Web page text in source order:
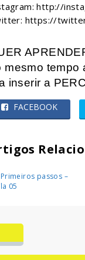
http://
https://
mesmo tempo
inserir a
FACEBOOK
passos –
05